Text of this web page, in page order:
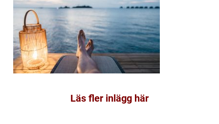
Läs fler inlägg här